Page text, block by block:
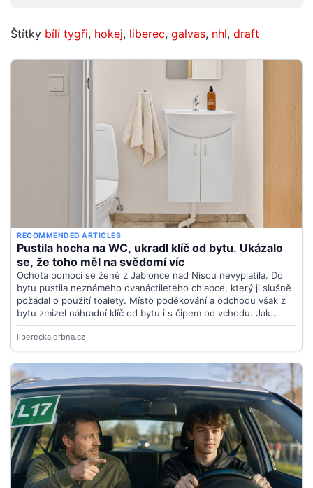
Štítky bílí tygři, hokej, liberec, galvas, nhl, draft